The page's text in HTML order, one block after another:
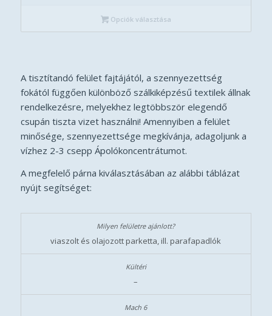
-
22
Opciók választása
A tisztítandó felület fajtájától, a szennyezettség
fokától függően különböző szálkiképzésű textilek állnak
rendelkezésre, melyekhez legtöbbször elegendő
csupán tiszta vizet használni! Amennyiben a felület
minősége, szennyezettsége megkívánja, adagoljunk a
vízhez 2-3 csepp Ápolókoncentrátumot.
A megfelelő párna kiválasztásában az alábbi táblázat
nyújt segítséget:
viaszolt és olajozott parketta, ill. parafapadlók
–